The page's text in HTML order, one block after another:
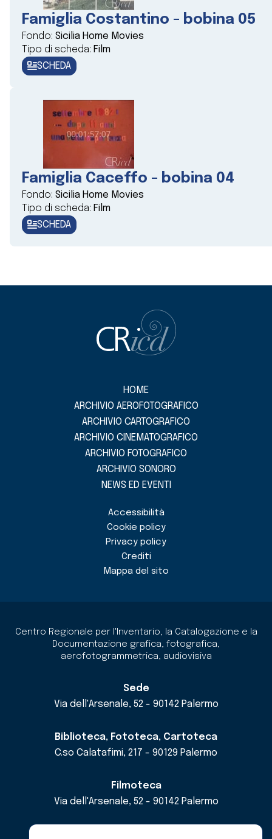
Famiglia Costantino - bobina 05
Fondo: Sicilia Home Movies
Tipo di scheda: Film
SCHEDA
Famiglia Caceffo - bobina 04
Fondo: Sicilia Home Movies
Tipo di scheda: Film
SCHEDA
HOME
ARCHIVIO AEROFOTOGRAFICO
ARCHIVIO CARTOGRAFICO
ARCHIVIO CINEMATOGRAFICO
ARCHIVIO FOTOGRAFICO
ARCHIVIO SONORO
NEWS ED EVENTI
Accessibilità
Cookie policy
Privacy policy
Crediti
Mappa del sito
Centro Regionale per l'Inventario, la Catalogazione e la
Documentazione grafica, fotografica,
aerofotogrammetrica, audiovisiva
Sede
Via dell'Arsenale, 52 - 90142 Palermo
Biblioteca, Fototeca, Cartoteca
C.so Calatafimi, 217 - 90129 Palermo
Filmoteca
Via dell'Arsenale, 52 - 90142 Palermo